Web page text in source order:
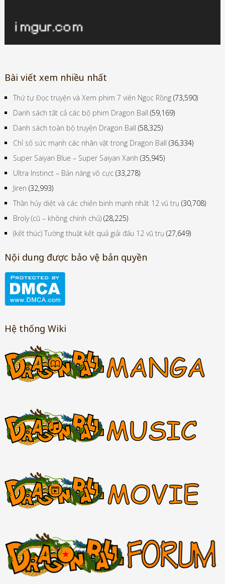
Bài viết xem nhiều nhất
Thứ tự Đọc truyện và Xem phim 7 viên Ngọc Rồng (73,590)
Danh sách tất cả các bộ phim Dragon Ball (59,169)
Danh sách toàn bộ truyện Dragon Ball (58,325)
Chỉ số sức mạnh các nhân vật trong Dragon Ball (36,334)
Super Saiyan Blue – Super Saiyan Xanh (35,945)
Ultra Instinct – Bản năng vô cực (33,278)
Jiren (32,993)
Thần hủy diệt và các chiến binh mạnh nhất 12 vũ trụ (30,708)
Broly (cũ – không chính chủ) (28,225)
(kết thúc) Tường thuật kết quả giải đấu 12 vũ trụ (27,649)
Nội dung được bảo vệ bản quyền
Hệ thống Wiki